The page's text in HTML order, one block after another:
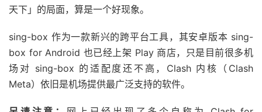
天下」的局面，算是一个好现象。
sing-box 作为一款新兴的跨平台工具，其安卓版本 sing-
box for Android 也已经上架 Play 商店，只是目前很多机
场对 sing-box 的适配度还不高，Clash 内核（Clash
Meta）依旧是机场提供最广泛支持的软件。